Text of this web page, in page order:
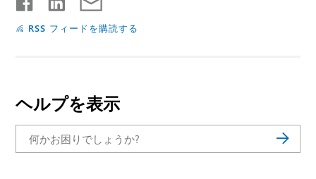
RSS フィードを購読する
ヘルプを表示